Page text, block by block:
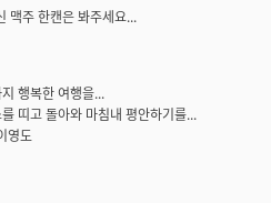
맥주 한캔은 봐주세요...
행복한 여행을...
띠고 돌아와 마침내 평안하기를...
영도